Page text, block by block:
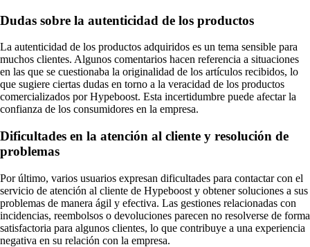
Dudas sobre la autenticidad de los productos
La autenticidad de los productos adquiridos es un tema sensible para
muchos clientes. Algunos comentarios hacen referencia a situaciones
en las que se cuestionaba la originalidad de los artículos recibidos, lo
que sugiere ciertas dudas en torno a la veracidad de los productos
comercializados por Hypeboost. Esta incertidumbre puede afectar la
confianza de los consumidores en la empresa.
Dificultades en la atención al cliente y resolución de
problemas
Por último, varios usuarios expresan dificultades para contactar con el
servicio de atención al cliente de Hypeboost y obtener soluciones a sus
problemas de manera ágil y efectiva. Las gestiones relacionadas con
incidencias, reembolsos o devoluciones parecen no resolverse de forma
satisfactoria para algunos clientes, lo que contribuye a una experiencia
negativa en su relación con la empresa.